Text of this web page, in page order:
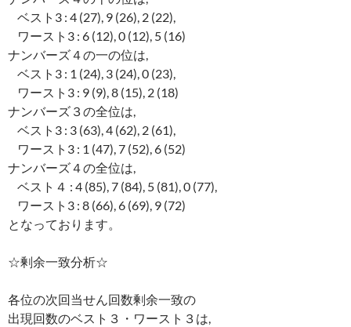
ベスト3 : 4 (27), 9 (26), 2 (22),
ワースト3 : 6 (12), 0 (12), 5 (16)
ナンバーズ４の一の位は,
ベスト3 : 1 (24), 3 (24), 0 (23),
ワースト3 : 9 (9), 8 (15), 2 (18)
ナンバーズ３の全位は,
ベスト3 : 3 (63), 4 (62), 2 (61),
ワースト3 : 1 (47), 7 (52), 6 (52)
ナンバーズ４の全位は,
ベスト４ : 4 (85), 7 (84), 5 (81), 0 (77),
ワースト3 : 8 (66), 6 (69), 9 (72)
となっております。
☆剰余一致分析☆
各位の次回当せん回数剰余一致の
出現回数のベスト３・ワースト３は,